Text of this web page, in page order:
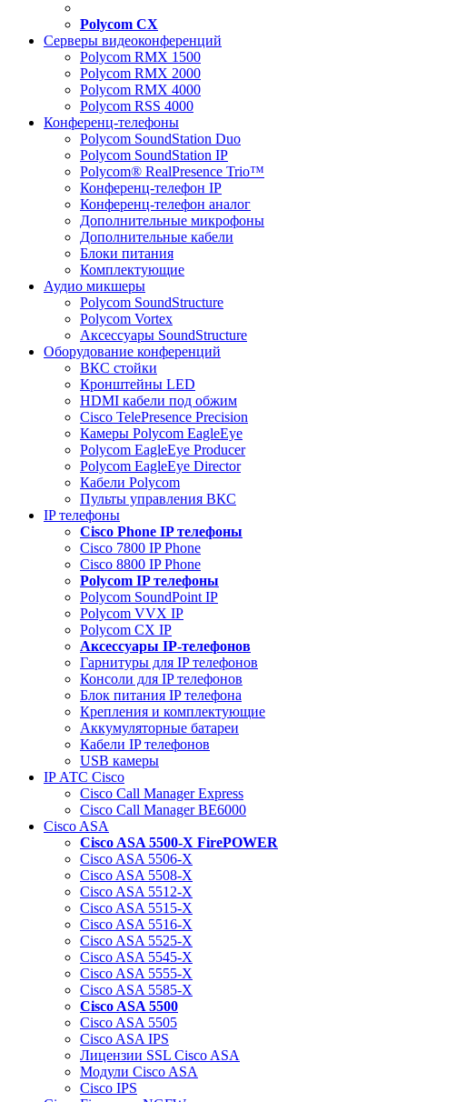
Polycom CX
Серверы видеоконференций
Polycom RMX 1500
Polycom RMX 2000
Polycom RMX 4000
Polycom RSS 4000
Конференц-телефоны
Polycom SoundStation Duo
Polycom SoundStation IP
Polycom® RealPresence Trio™
Конференц-телефон IP
Конференц-телефон аналог
Дополнительные микрофоны
Дополнительные кабели
Блоки питания
Комплектующие
Аудио микшеры
Polycom SoundStructure
Polycom Vortex
Аксессуары SoundStructure
Оборудование конференций
ВКС стойки
Кронштейны LED
HDMI кабели под обжим
Cisco TelePresence Precision
Камеры Polycom EagleEye
Polycom EagleEye Producer
Polycom EagleEye Director
Кабели Polycom
Пульты управления ВКС
IP телефоны
Сisco Phone IP телефоны
Cisco 7800 IP Phone
Cisco 8800 IP Phone
Polycom IP телефоны
Polycom SoundPoint IP
Polycom VVX IP
Polycom CX IP
Аксессуары IP-телефонов
Гарнитуры для IP телефонов
Консоли для IP телефонов
Блок питания IP телефона
Крепления и комплектующие
Аккумуляторные батареи
Кабели IP телефонов
USB камеры
IP АТС Cisco
Cisco Call Manager Express
Cisco Call Manager BE6000
Cisco ASA
Cisco ASA 5500-X FirePOWER
Cisco ASA 5506-X
Cisco ASA 5508-X
Cisco ASA 5512-X
Cisco ASA 5515-X
Cisco ASA 5516-X
Cisco ASA 5525-X
Cisco ASA 5545-X
Cisco ASA 5555-X
Cisco ASA 5585-X
Cisco ASA 5500
Cisco ASA 5505
Cisco ASA IPS
Лицензии SSL Cisco ASA
Модули Cisco ASA
Cisco IPS